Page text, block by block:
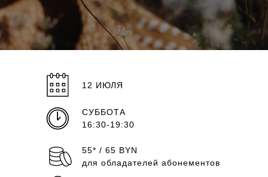
СУББОТА
16:30-19:30
12 ИЮЛЯ
55* / 65 BYN
для обладателей абонементов